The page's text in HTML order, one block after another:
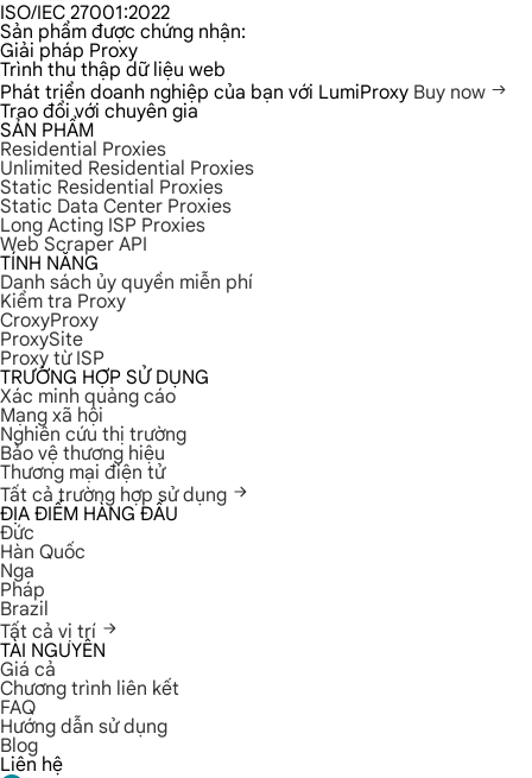
ISO/IEC 27001:2022
Sản phẩm được chứng nhận:
Giải pháp Proxy
Trình thu thập dữ liệu web
Phát triển doanh nghiệp của bạn với LumiProxy Buy now
Trao đổi với chuyên gia
SẢN PHẨM
Residential Proxies
Unlimited Residential Proxies
Static Residential Proxies
Static Data Center Proxies
Long Acting ISP Proxies
Web Scraper API
TÍNH NĂNG
Danh sách ủy quyền miễn phí
Kiểm tra Proxy
CroxyProxy
ProxySite
Proxy từ ISP
TRƯỜNG HỢP SỬ DỤNG
Xác minh quảng cáo
Mạng xã hội
Nghiên cứu thị trường
Bảo vệ thương hiệu
Thương mại điện tử
Tất cả trường hợp sử dụng
ĐỊA ĐIỂM HÀNG ĐẦU
Đức
Hàn Quốc
Nga
Pháp
Brazil
Tất cả vị trí
TÀI NGUYÊN
Giá cả
Chương trình liên kết
FAQ
Hướng dẫn sử dụng
Blog
Liên hệ